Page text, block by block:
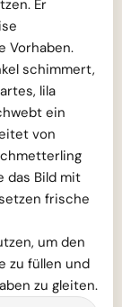
Er
Vorhaben.
schimmert,
lila
ein
von
das Bild mit
frische
um den
zu füllen und
zu gleiten.